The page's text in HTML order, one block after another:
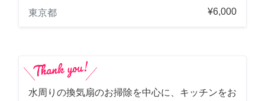
東京都
¥6,000
水周りの換気扇のお掃除を中心に、キッチンをお